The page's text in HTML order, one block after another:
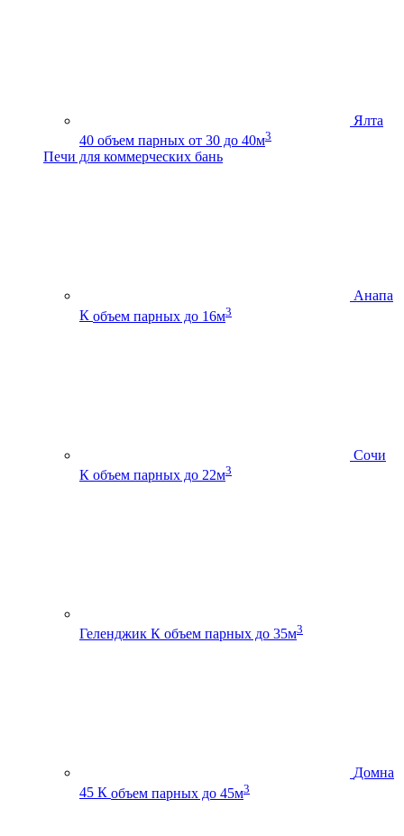
Ялта
40 объем парных от 30 до 40м3
Печи для коммерческих бань
Анапа
К объем парных до 16м3
Сочи
К объем парных до 22м3
Геленджик К объем парных до 35м3
Домна
45 К объем парных до 45м3